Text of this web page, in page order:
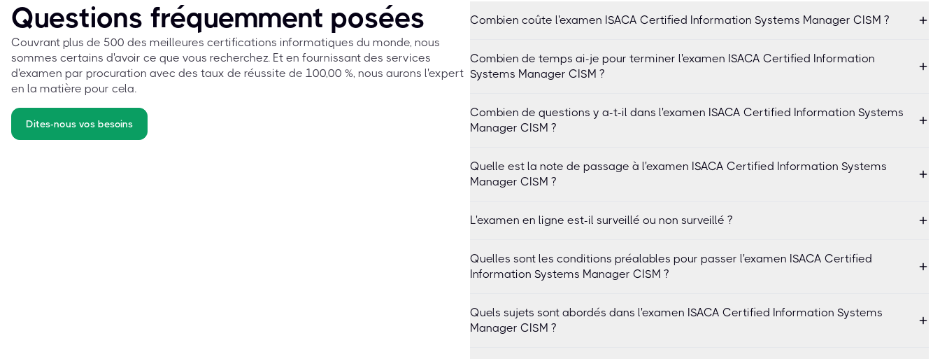
Questions fréquemment posées
Couvrant plus de 500 des meilleures certifications informatiques du monde, nous
sommes certains d'avoir ce que vous recherchez. Et en fournissant des services
d'examen par procuration avec des taux de réussite de 100,00 %, nous aurons l'expert
en la matière pour cela.
Dites-nous vos besoins
Combien coûte l'examen ISACA Certified Information Systems Manager CISM ?
Combien de temps ai-je pour terminer l'examen ISACA Certified Information
Systems Manager CISM ?
Combien de questions y a-t-il dans l'examen ISACA Certified Information Systems
Manager CISM ?
Quelle est la note de passage à l'examen ISACA Certified Information Systems
Manager CISM ?
L'examen en ligne est-il surveillé ou non surveillé ?
Quelles sont les conditions préalables pour passer l'examen ISACA Certified
Information Systems Manager CISM ?
Quels sujets sont abordés dans l'examen ISACA Certified Information Systems
Manager CISM ?